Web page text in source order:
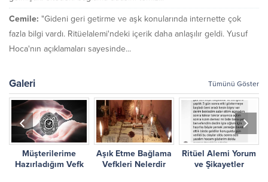
Cemile: "Gideni geri getirme ve aşk konularında internette çok
fazla bilgi vardı. Ritüelalemi'ndeki içerik daha anlaşılır geldi. Yusuf
Hoca'nın açıklamaları sayesinde...
Galeri Tümünü Göster
Müşterilerime
Hazırladığım Vefk
Aşık Etme Bağlama
Vefkleri Nelerdir
Ritüel Alemi Yorum
ve Şikayetler